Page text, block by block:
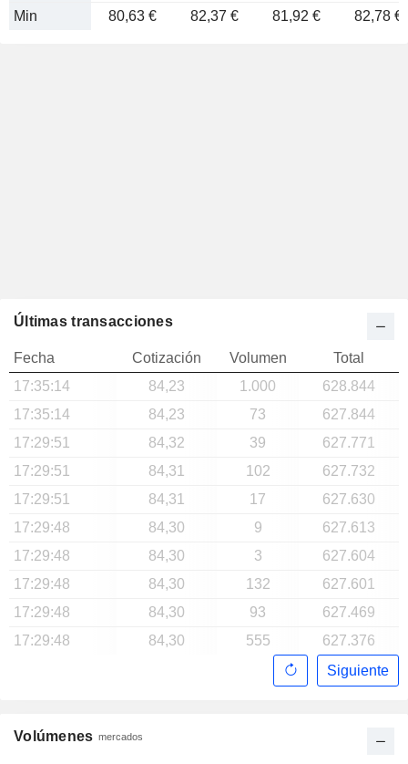
Min
80,63 € 82,37 € 81,92 € 82,78 €
Volúmenes mercados
Últimas transacciones
Fecha Cotización Volumen
Total
17:35:14
84,23 1.000
628.844
17:35:14
84,23 73
627.844
17:29:51
84,32 39
627.771
17:29:51
84,31 102
627.732
17:29:51
84,31 17
627.630
17:29:48
84,30 9
627.613
17:29:48
84,30 3
627.604
17:29:48
84,30 132
627.601
17:29:48
84,30 93
627.469
17:29:48
84,30 555
627.376
Siguiente